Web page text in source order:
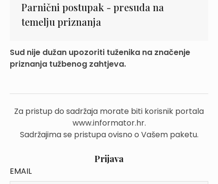
Parnični postupak - presuda na
temelju priznanja
Sud nije dužan upozoriti tuženika na značenje
priznanja tužbenog zahtjeva.
Za pristup do sadržaja morate biti korisnik portala
www.informator.hr.
Sadržajima se pristupa ovisno o Vašem paketu.
Prijava
EMAIL